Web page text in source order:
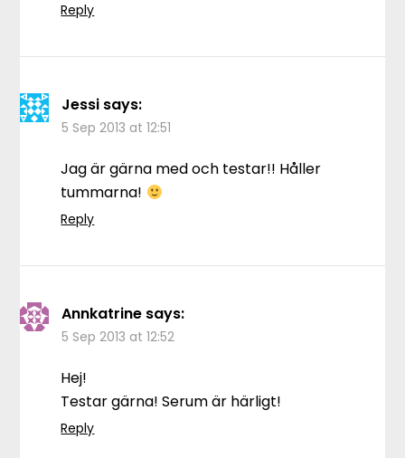
Reply
Jessi says:
5 Sep 2013 at 12:51
Jag är gärna med och testar!! Håller
tummarna!
Reply
Annkatrine says:
5 Sep 2013 at 12:52
Hej!
Testar gärna! Serum är härligt!
Reply